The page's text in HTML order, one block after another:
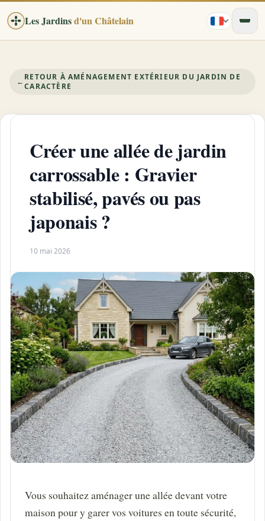
Les Jardinsd'un Châtelain
← RETOUR À AMÉNAGEMENT EXTÉRIEUR DU JARDIN DE
CARACTÈRE
Créer une allée de jardin
carrossable : Gravier
stabilisé, pavés ou pas
japonais ?
10 mai 2026
Vous souhaitez aménager une allée devant votre
maison pour y garer vos voitures en toute sécurité,